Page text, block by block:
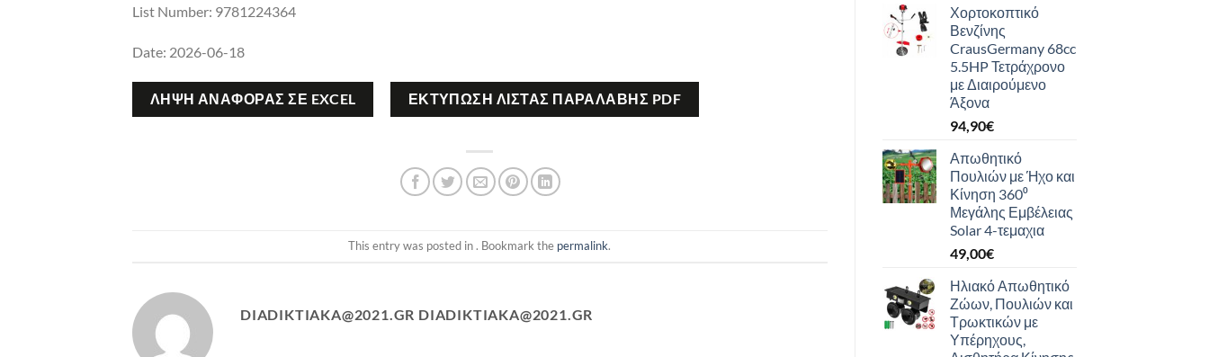
List Number: 9781224364
Date: 2026-06-18
ΛΉΨΗ ΑΝΑΦΟΡΆΣ ΣΕ EXCEL ΕΚΤΎΠΩΣΗ ΛΊΣΤΑΣ ΠΑΡΑΛΑΒΉΣ PDF
This entry was posted in . Bookmark the permalink.
DIADIKTIAKA@2021.GR DIADIKTIAKA@2021.GR
Χορτοκοπτικό
Βενζίνης
CrausGermany 68cc
5.5HP Τετράχρονο
με Διαιρούμενο
Άξονα
94,90€
Απωθητικό
Πουλιών με Ήχο και
Κίνηση 360⁰
Μεγάλης Εμβέλειας
Solar 4-τεμαχια
49,00€
Ηλιακό Απωθητικό
Ζώων, Πουλιών και
Τρωκτικών με
Υπέρηχους,